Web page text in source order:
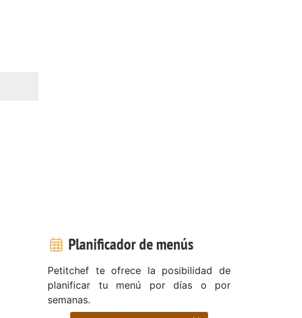
Planificador de menús
Petitchef te ofrece la posibilidad de
planificar tu menú por días o por
semanas.